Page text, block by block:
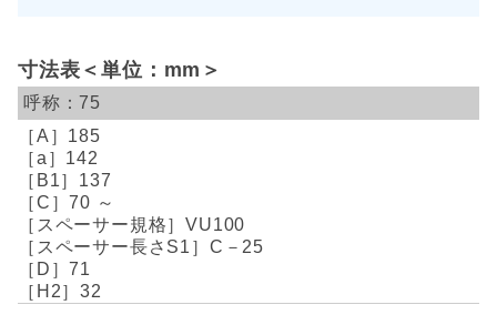
寸法表＜単位：mm＞
75
185
142
137
70 ～
VU100
C－25
71
32